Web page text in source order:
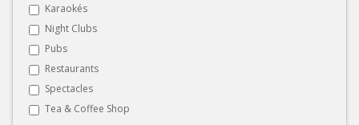
Karaokés
Night Clubs
Pubs
Restaurants
Spectacles
Tea & Coffee Shop